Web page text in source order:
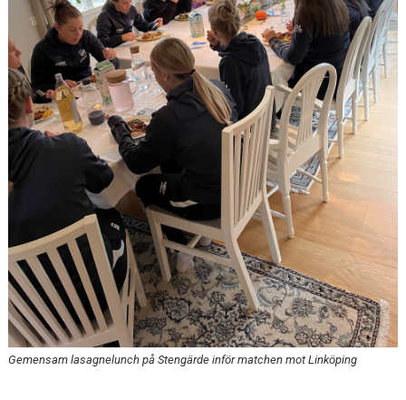
Gemensam lasagnelunch på Stengärde inför matchen mot Linköping